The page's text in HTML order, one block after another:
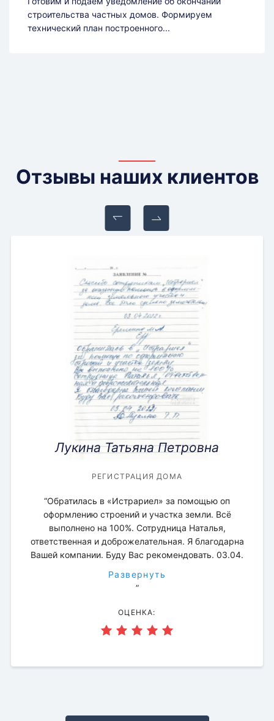
строительства частных домов. Формируем
технический план построенного...
Отзывы наших клиентов
Лукина Татьяна Петровна
РЕГИСТРАЦИЯ ДОМА
“Обратилась в «Истрариел» за помощью оп
оформлению строений и участка земли. Всё
выполнено на 100%. Сотрудница Наталья,
ответственная и доброжелательная. Я благодарна
Вашей компании. Буду Вас рекомендовать. 03.04.
Развернуть
”
ОЦЕНКА:
ОЦЕНКА:
ОЦЕНКА:
МЕЖЕВАНИЕ ЗЕМЕЛЬНОГО УЧАСТКА
ОЦЕНКА:
СОПРОВОЖДЕНИЕ СДЕЛКИ
ОЦЕНКА:
МЕЖЕВОЙ ПЛАН
ОЦЕНКА:
РЕГИСТРАЦИЯ ДОМА
ОЦЕНКА:
МЕЖЕВАНИЕ ЗЕМЕЛЬНОГО УЧАСТКА
ОЦЕНКА:
ПРЕДСТАВИТЕЛЬСТВО В СУДЕ
ОЦЕНКА:
МЕЖЕВАНИЕ ЗЕМЕЛЬНОГО УЧАСТКА
ОЦЕНКА: